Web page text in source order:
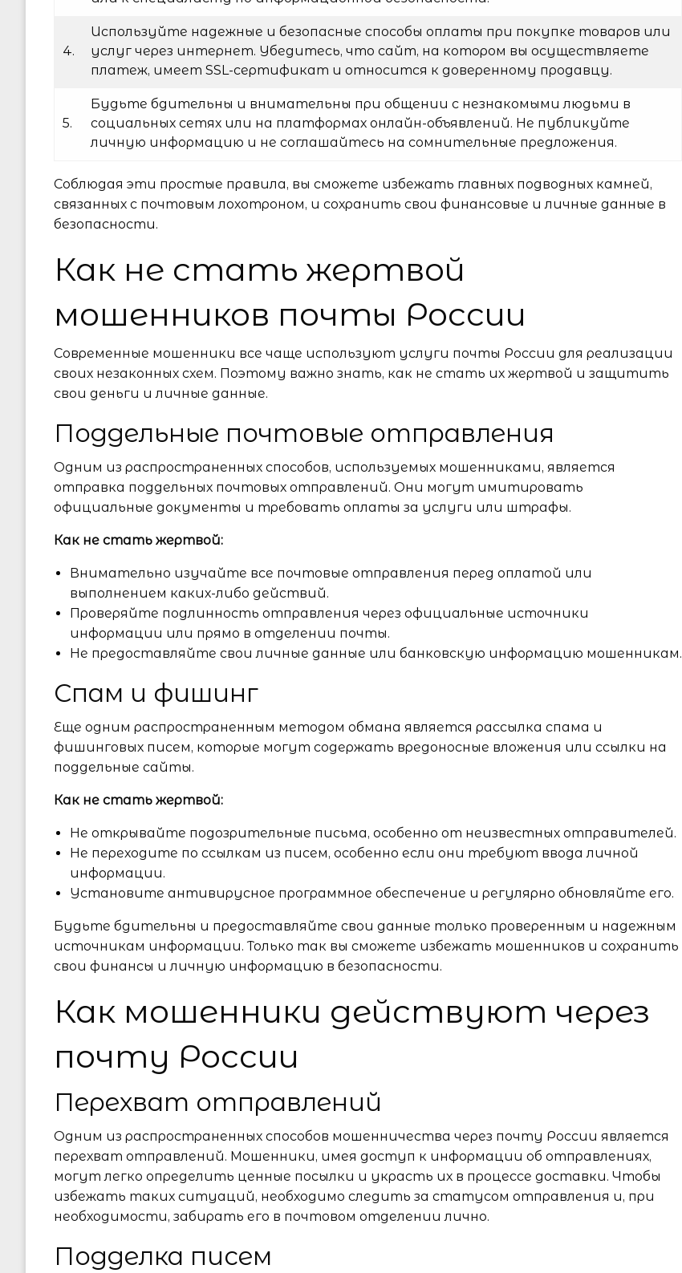
4.
Используйте надежные и безопасные способы оплаты при покупке товаров или
услуг через интернет. Убедитесь, что сайт, на котором вы осуществляете
платеж, имеет SSL-сертификат и относится к доверенному продавцу.
5.
Будьте бдительны и внимательны при общении с незнакомыми людьми в
социальных сетях или на платформах онлайн-объявлений. Не публикуйте
личную информацию и не соглашайтесь на сомнительные предложения.
Соблюдая эти простые правила, вы сможете избежать главных подводных камней,
связанных с почтовым лохотроном, и сохранить свои финансовые и личные данные в
безопасности.
Как не стать жертвой
мошенников почты России
Современные мошенники все чаще используют услуги почты России для реализации
своих незаконных схем. Поэтому важно знать, как не стать их жертвой и защитить
свои деньги и личные данные.
Поддельные почтовые отправления
Одним из распространенных способов, используемых мошенниками, является
отправка поддельных почтовых отправлений. Они могут имитировать
официальные документы и требовать оплаты за услуги или штрафы.
Как не стать жертвой:
Внимательно изучайте все почтовые отправления перед оплатой или
выполнением каких-либо действий.
Проверяйте подлинность отправления через официальные источники
информации или прямо в отделении почты.
Не предоставляйте свои личные данные или банковскую информацию мошенникам.
Спам и фишинг
Еще одним распространенным методом обмана является рассылка спама и
фишинговых писем, которые могут содержать вредоносные вложения или ссылки на
поддельные сайты.
Как не стать жертвой:
Не открывайте подозрительные письма, особенно от неизвестных отправителей.
Не переходите по ссылкам из писем, особенно если они требуют ввода личной
информации.
Установите антивирусное программное обеспечение и регулярно обновляйте его.
Будьте бдительны и предоставляйте свои данные только проверенным и надежным
источникам информации. Только так вы сможете избежать мошенников и сохранить
свои финансы и личную информацию в безопасности.
Как мошенники действуют через
почту России
Перехват отправлений
Одним из распространенных способов мошенничества через почту России является
перехват отправлений. Мошенники, имея доступ к информации об отправлениях,
могут легко определить ценные посылки и украсть их в процессе доставки. Чтобы
избежать таких ситуаций, необходимо следить за статусом отправления и, при
необходимости, забирать его в почтовом отделении лично.
Подделка писем